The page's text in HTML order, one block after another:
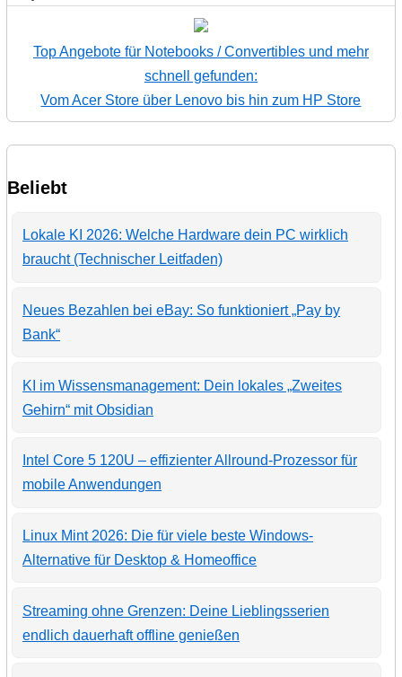
Top Angebote für Notebooks / Convertibles und mehr
schnell gefunden:
Vom Acer Store über Lenovo bis hin zum HP Store
Beliebt
Lokale KI 2026: Welche Hardware dein PC wirklich
braucht (Technischer Leitfaden)
Neues Bezahlen bei eBay: So funktioniert „Pay by
Bank“
KI im Wissensmanagement: Dein lokales „Zweites
Gehirn“ mit Obsidian
Intel Core 5 120U – effizienter Allround-Prozessor für
mobile Anwendungen
Linux Mint 2026: Die für viele beste Windows-
Alternative für Desktop & Homeoffice
Streaming ohne Grenzen: Deine Lieblingsserien
endlich dauerhaft offline genießen